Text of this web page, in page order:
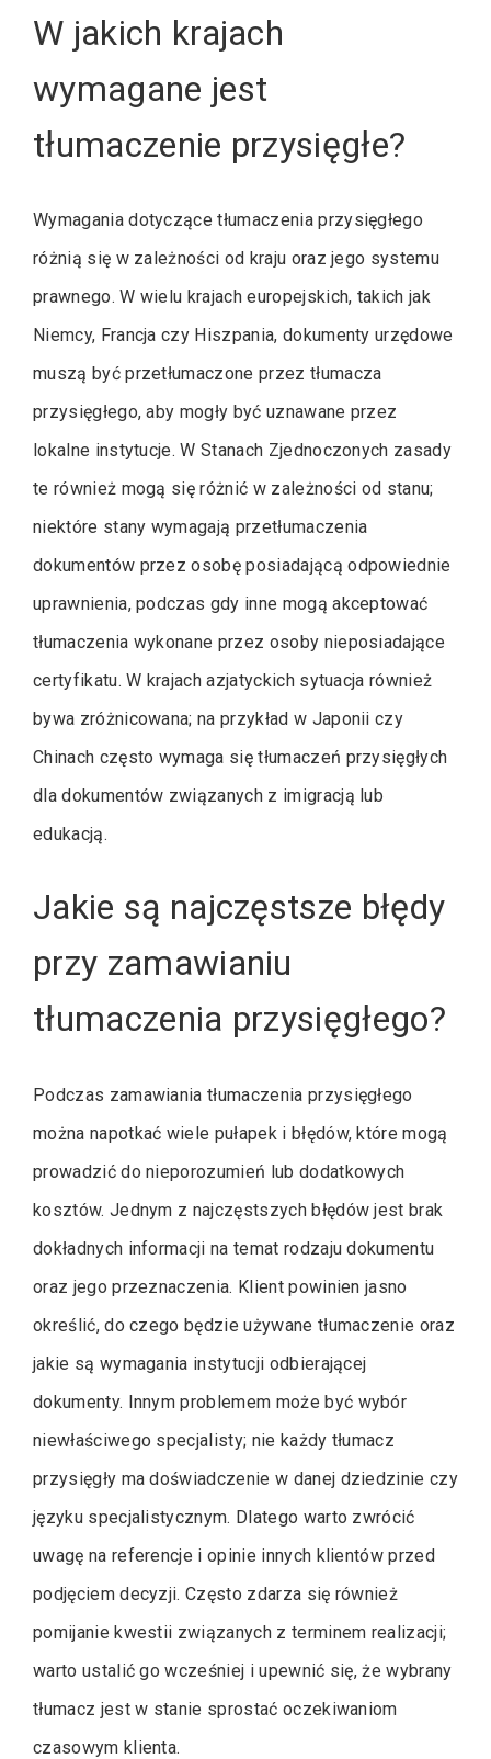
W jakich krajach
wymagane jest
tłumaczenie przysięgłe?
Wymagania dotyczące tłumaczenia przysięgłego
różnią się w zależności od kraju oraz jego systemu
prawnego. W wielu krajach europejskich, takich jak
Niemcy, Francja czy Hiszpania, dokumenty urzędowe
muszą być przetłumaczone przez tłumacza
przysięgłego, aby mogły być uznawane przez
lokalne instytucje. W Stanach Zjednoczonych zasady
te również mogą się różnić w zależności od stanu;
niektóre stany wymagają przetłumaczenia
dokumentów przez osobę posiadającą odpowiednie
uprawnienia, podczas gdy inne mogą akceptować
tłumaczenia wykonane przez osoby nieposiadające
certyfikatu. W krajach azjatyckich sytuacja również
bywa zróżnicowana; na przykład w Japonii czy
Chinach często wymaga się tłumaczeń przysięgłych
dla dokumentów związanych z imigracją lub
edukacją.
Jakie są najczęstsze błędy
przy zamawianiu
tłumaczenia przysięgłego?
Podczas zamawiania tłumaczenia przysięgłego
można napotkać wiele pułapek i błędów, które mogą
prowadzić do nieporozumień lub dodatkowych
kosztów. Jednym z najczęstszych błędów jest brak
dokładnych informacji na temat rodzaju dokumentu
oraz jego przeznaczenia. Klient powinien jasno
określić, do czego będzie używane tłumaczenie oraz
jakie są wymagania instytucji odbierającej
dokumenty. Innym problemem może być wybór
niewłaściwego specjalisty; nie każdy tłumacz
przysięgły ma doświadczenie w danej dziedzinie czy
języku specjalistycznym. Dlatego warto zwrócić
uwagę na referencje i opinie innych klientów przed
podjęciem decyzji. Często zdarza się również
pomijanie kwestii związanych z terminem realizacji;
warto ustalić go wcześniej i upewnić się, że wybrany
tłumacz jest w stanie sprostać oczekiwaniom
czasowym klienta.